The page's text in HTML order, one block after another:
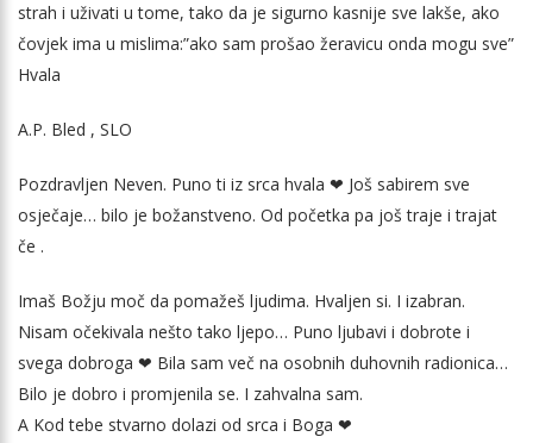
strah i uživati u tome, tako da je sigurno kasnije sve lakše, ako
čovjek ima u mislima:”ako sam prošao žeravicu onda mogu sve”
Hvala
A.P. Bled , SLO
Pozdravljen Neven. Puno ti iz srca hvala ❤ Još sabirem sve
osječaje… bilo je božanstveno. Od početka pa još traje i trajat
če .
Imaš Božju moč da pomažeš ljudima. Hvaljen si. I izabran.
Nisam očekivala nešto tako ljepo… Puno ljubavi i dobrote i
svega dobroga ❤ Bila sam več na osobnih duhovnih radionica…
Bilo je dobro i promjenila se. I zahvalna sam.
A Kod tebe stvarno dolazi od srca i Boga ❤